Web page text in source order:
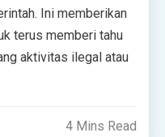
Ini memberikan
terus memberi tahu
aktivitas ilegal atau
4 Mins Read